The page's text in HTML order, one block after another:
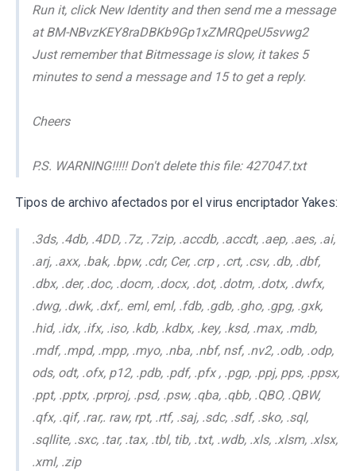
Run it, click New Identity and then send me a message
at BM-NBvzKEY8raDBKb9Gp1xZMRQpeU5svwg2
Just remember that Bitmessage is slow, it takes 5
minutes to send a message and 15 to get a reply.
Cheers
P.S. WARNING!!!!! Don't delete this file: 427047.txt
Tipos de archivo afectados por el virus encriptador Yakes:
.3ds, .4db, .4DD, .7z, .7zip, .accdb, .accdt, .aep, .aes, .ai,
.arj, .axx, .bak, .bpw, .cdr, Cer, .crp , .crt, .csv, .db, .dbf,
.dbx, .der, .doc, .docm, .docx, .dot, .dotm, .dotx, .dwfx,
.dwg, .dwk, .dxf,. eml, eml, .fdb, .gdb, .gho, .gpg, .gxk,
.hid, .idx, .ifx, .iso, .kdb, .kdbx, .key, .ksd, .max, .mdb,
.mdf, .mpd, .mpp, .myo, .nba, .nbf, nsf, .nv2, .odb, .odp,
ods, odt, .ofx, p12, .pdb, .pdf, .pfx , .pgp, .ppj, pps, .ppsx,
.ppt, .pptx, .prproj, .psd, .psw, .qba, .qbb, .QBO, .QBW,
.qfx, .qif, .rar,. raw, rpt, .rtf, .saj, .sdc, .sdf, .sko, .sql,
.sqllite, .sxc, .tar, .tax, .tbl, tib, .txt, .wdb, .xls, .xlsm, .xlsx,
.xml, .zip